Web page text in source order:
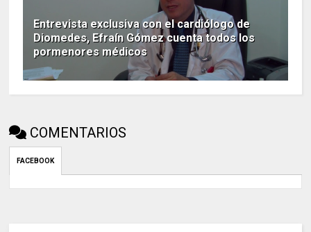
Entrevista exclusiva con el cardiólogo de
Diomedes, Efraín Gómez cuenta todos los
pormenores médicos
COMENTARIOS
FACEBOOK